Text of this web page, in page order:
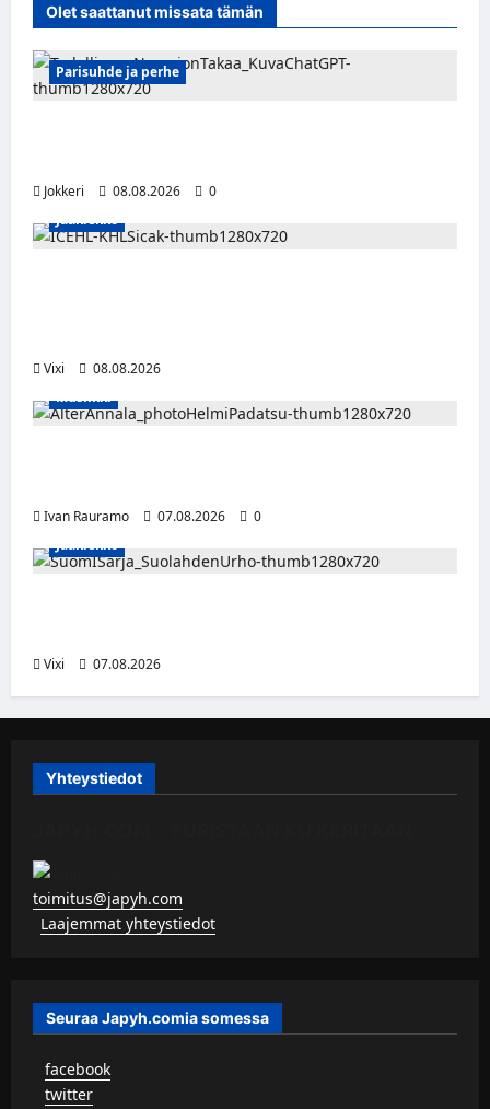
Olet saattanut missata tämän
Parisuhde ja perhe
Jokkeri 08.08.2026
0
Jääkiekko
Vixi
08.08.2026
Musiikki
Ivan Rauramo 07.08.2026
0
Jääkiekko
Vixi 07.08.2026
Yhteystiedot
toimitus@japyh.com
Laajemmat yhteystiedot
Seuraa Japyh.comia somessa
facebook
twitter